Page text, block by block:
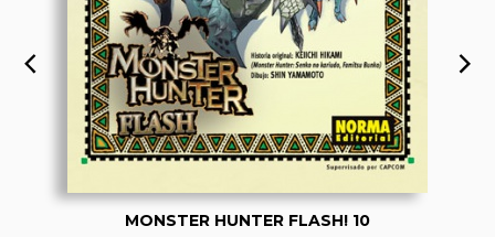
MONSTER HUNTER FLASH! 10